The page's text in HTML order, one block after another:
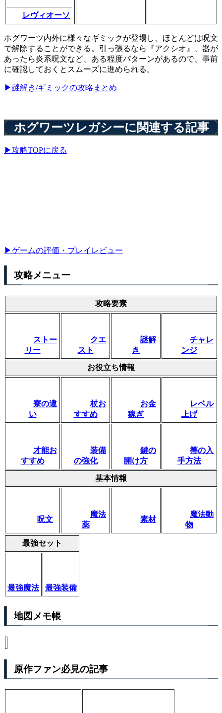
レヴィオーソ
ホグワーツ内外に様々なギミックが登場し、ほとんどは呪文
で解除することができる。引っ張るなら『アクシオ』、器が
あったら炎系呪文など、ある程度パターンがあるので、事前
に確認しておくとスムーズに進められる。
▶謎解き/ギミックの攻略まとめ
ホグワーツレガシーに関連する記事
▶攻略TOPに戻る
▶ゲームの評価・プレイレビュー
攻略メニュー
攻略要素
ストー
リー
クエ
スト
謎解
き
チャレ
ンジ
お役立ち情報
寮の違
い
杖お
すすめ
お金
稼ぎ
レベル
上げ
才能お
すすめ
装備
の強化
鍵の
開け方
箒の入
手方法
基本情報
呪文
魔法
薬
素材
魔法動
物
最強セット
最強魔法 最強装備
地図メモ帳
原作ファン必見の記事